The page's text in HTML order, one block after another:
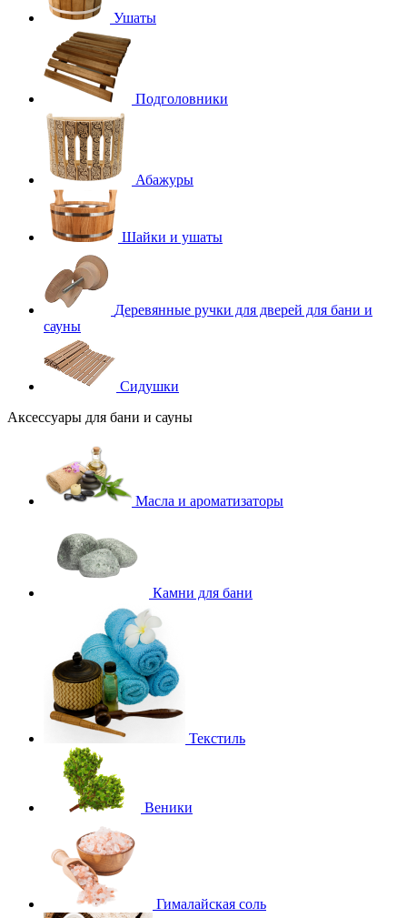
Ушаты
Подголовники
Абажуры
Шайки и ушаты
Деревянные ручки для дверей для бани и
сауны
Сидушки
Аксессуары для бани и сауны
Масла и ароматизаторы
Камни для бани
Текстиль
Веники
Гималайская соль